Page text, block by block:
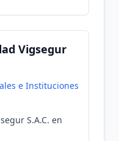
Vigsegur
e Instituciones
S.A.C. en